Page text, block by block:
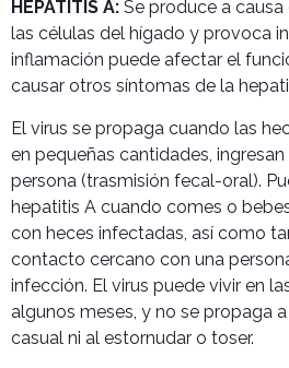
HEPATITIS A: Se produce a
las células del hígado y provoca
inflamación puede afectar el
causar otros síntomas de la
El virus se propaga cuando las
en pequeñas cantidades,
persona (trasmisión fecal-oral).
hepatitis A cuando comes o
con heces infectadas, así como
contacto cercano con una
infección. El virus puede vivir en
algunos meses, y no se propaga
casual ni al estornudar o toser.